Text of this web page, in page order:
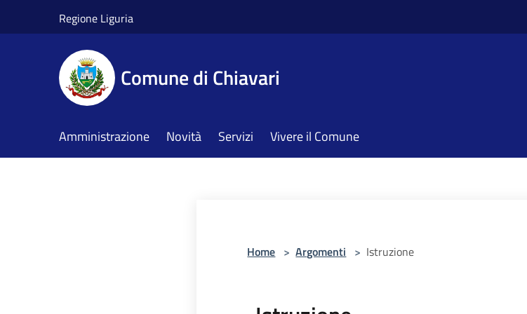
Regione Liguria
Comune di Chiavari
Amministrazione Novità Servizi Vivere il Comune
Home > Argomenti > Istruzione